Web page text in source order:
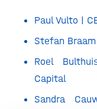
Paul Vulto |
Stefan
Roel
Capital
Sandra